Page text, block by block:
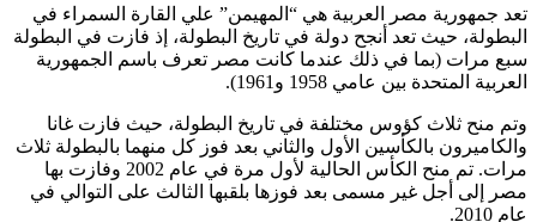
تعد جمهورية مصر العربية هي “المهيمن” علي القارة السمراء في
البطولة، حيث تعد أنجح دولة في تاريخ البطولة، إذ فازت في البطولة
سبع مرات (بما في ذلك عندما كانت مصر تعرف باسم الجمهورية
العربية المتحدة بين عامي 1958 و1961).
وتم منح ثلاث كؤوس مختلفة في تاريخ البطولة، حيث فازت غانا
والكاميرون بالكأسين الأول والثاني بعد فوز كل منهما بالبطولة ثلاث
مرات. تم منح الكأس الحالية لأول مرة في عام 2002 وفازت بها
مصر إلى أجل غير مسمى بعد فوزها بلقبها الثالث على التوالي في
عام 2010.